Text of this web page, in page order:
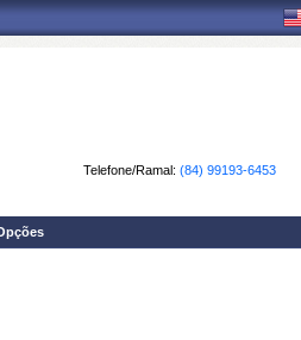
Telefone/Ramal: (84) 99193-6453